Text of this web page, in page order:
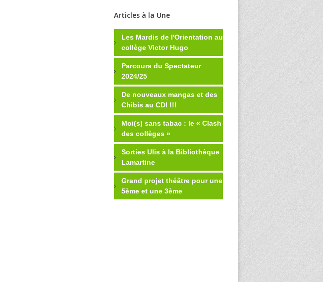
Articles à la Une
Les Mardis de l'Orientation au
collège Victor Hugo
Parcours du Spectateur
2024/25
De nouveaux mangas et des
Chibis au CDI !!!
Moi(s) sans tabac : le « Clash
des collèges »
Sorties Ulis à la Bibliothèque
Lamartine
Grand projet théâtre pour une
5ème et une 3ème